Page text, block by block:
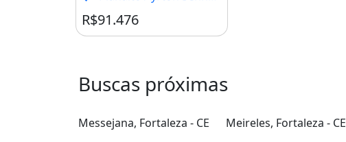
R$91.476
Buscas próximas
Messejana, Fortaleza - CE Meireles, Fortaleza - CE